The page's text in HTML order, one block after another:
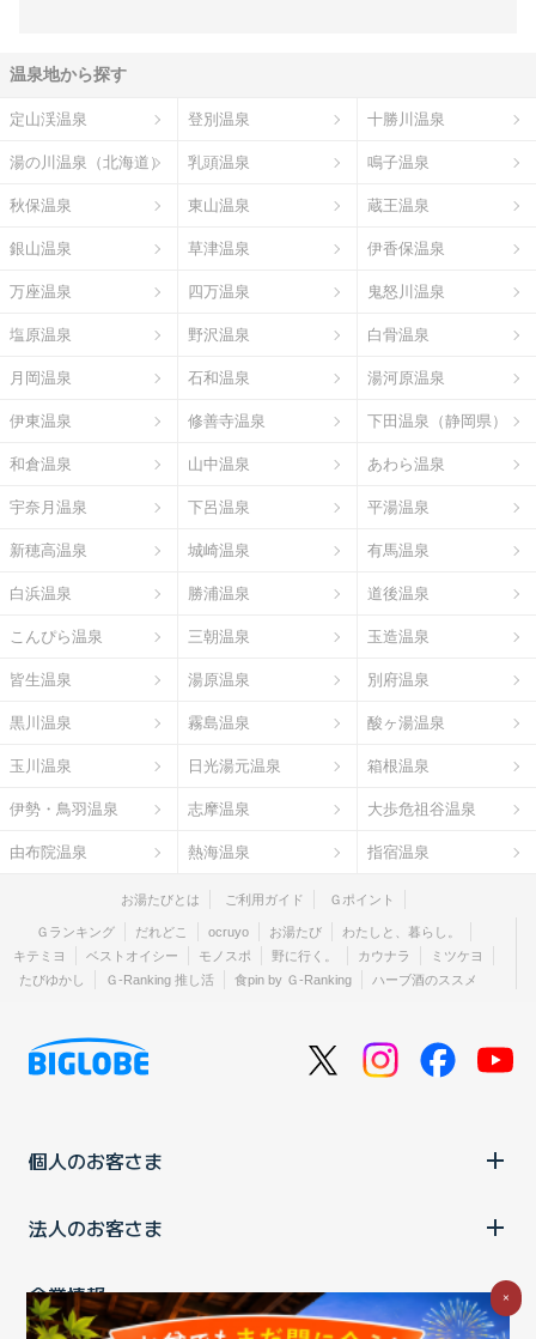
温泉地から探す
定山渓温泉 登別温泉 十勝川温泉
湯の川温泉（北海道） 乳頭温泉 鳴子温泉
秋保温泉 東山温泉 蔵王温泉
銀山温泉 草津温泉 伊香保温泉
万座温泉 四万温泉 鬼怒川温泉
塩原温泉 野沢温泉 白骨温泉
月岡温泉 石和温泉 湯河原温泉
伊東温泉 修善寺温泉 下田温泉（静岡県）
和倉温泉 山中温泉 あわら温泉
宇奈月温泉 下呂温泉 平湯温泉
新穂高温泉 城崎温泉 有馬温泉
白浜温泉 勝浦温泉 道後温泉
こんぴら温泉 三朝温泉 玉造温泉
皆生温泉 湯原温泉 別府温泉
黒川温泉 霧島温泉 酸ヶ湯温泉
玉川温泉 日光湯元温泉 箱根温泉
伊勢・鳥羽温泉 志摩温泉 大歩危祖谷温泉
由布院温泉 熱海温泉 指宿温泉
お湯たびとは ご利用ガイド Ｇポイント
Ｇランキング だれどこ ocruyo お湯たび
わたしと、暮らし。
キテミヨ
ベストオイシー モノスポ 野に行く。 カウナラ
ミツケヨ
たびゆかし
Ｇ-Ranking 推し活 食pin by Ｇ-Ranking ハーブ酒のススメ
個人のお客さま
法人のお客さま
企業情報 ×